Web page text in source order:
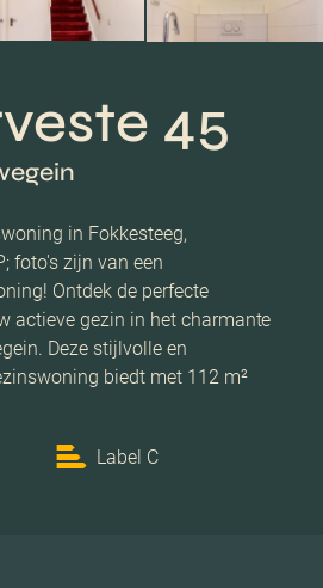
45
in Fokkesteeg,
foto's zijn van een
Ontdek de perfecte
actieve gezin in het charmante
Deze stijlvolle en
biedt met 112 m²
Label C